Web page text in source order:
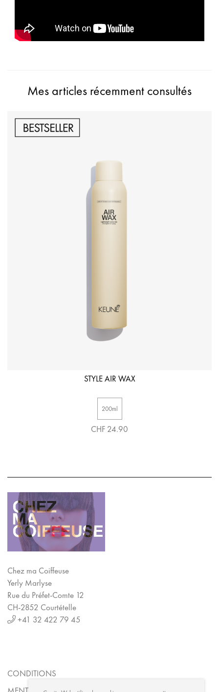
Mes articles récemment consultés
STYLE AIR WAX
200ml
CHF 24.90
Chez ma Coiffeuse
Yerly Marlyse
Rue du Préfet-Comte 12
CH-2852 Courtételle
+41 32 422 79 45
CONDITIONS